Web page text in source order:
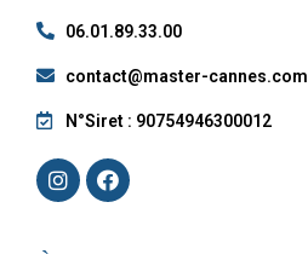
06.01.89.33.00
contact@master-cannes.com
N°Siret : 90754946300012